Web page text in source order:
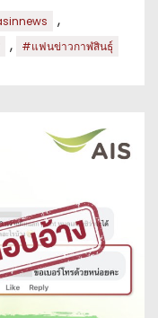
,
, #แฟนข่าวกาฬสินธุ์